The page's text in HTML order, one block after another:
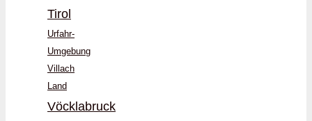
Tirol
Urfahr-
Umgebung
Villach
Land
Vöcklabruck